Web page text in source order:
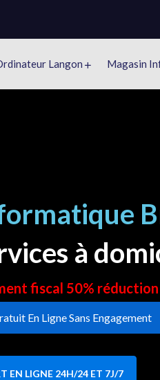
Langon Magasin
à
fiscal 50%
En Ligne Sans Engagement
EN LIGNE 24H/24 ET 7J/7